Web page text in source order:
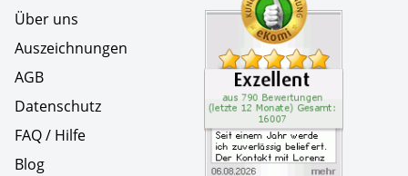
Über uns
Auszeichnungen
AGB
Datenschutz
FAQ / Hilfe
Blog